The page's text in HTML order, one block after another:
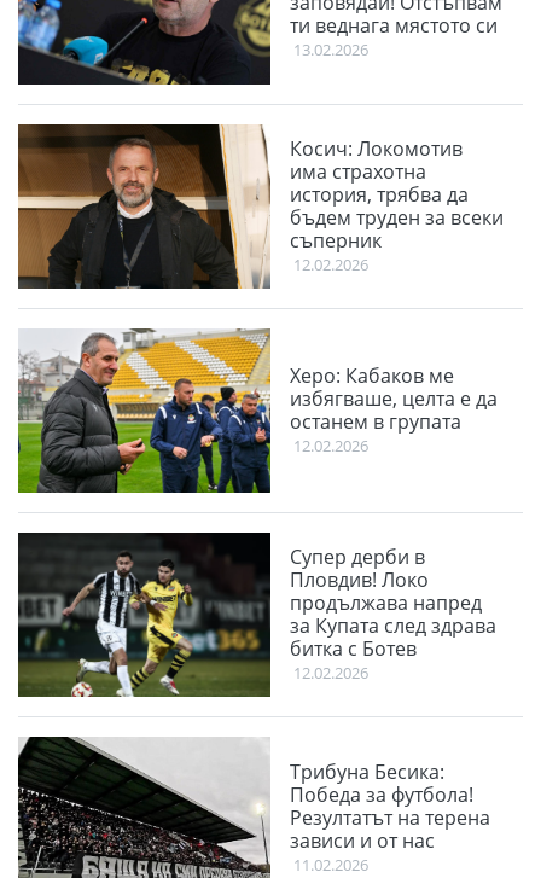
ти веднага мястото си
13.02.2026
Косич: Локомотив
има страхотна
история, трябва да
бъдем труден за всеки
съперник
12.02.2026
Херо: Кабаков ме
избягваше, целта е да
останем в групата
12.02.2026
Супер дерби в
Пловдив! Локо
продължава напред
за Купата след здрава
битка с Ботев
12.02.2026
Трибуна Бесика:
Победа за футбола!
Резултатът на терена
зависи и от нас
11.02.2026